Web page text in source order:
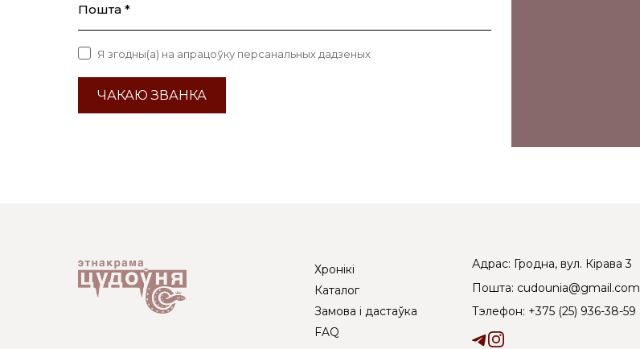
Пошта *
ЧАКАЮ ЗВАНКА
Я згодны(а) на апрацоўку персанальных дадзеных
Хронікі
Каталог
Замова і дастаўка
FAQ
Адрас: Гродна, вул. Кірава 3
Пошта: cudounia@gmail.com
Тэлефон: +375 (25) 936-38-59